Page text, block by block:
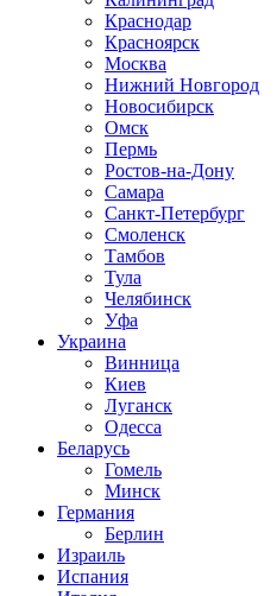
Краснодар
Красноярск
Москва
Нижний Новгород
Новосибирск
Омск
Пермь
Ростов-на-Дону
Самара
Санкт-Петербург
Смоленск
Тамбов
Тула
Челябинск
Уфа
Украина
Винница
Киев
Луганск
Одесса
Беларусь
Гомель
Минск
Германия
Берлин
Израиль
Испания